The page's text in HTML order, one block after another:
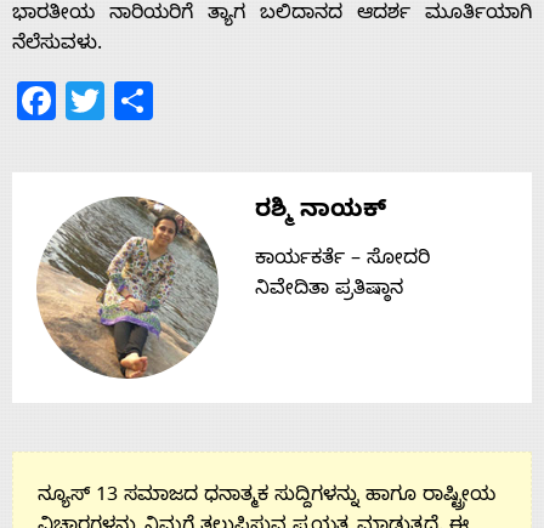
ಭಾರತೀಯ ನಾರಿಯರಿಗೆ ತ್ಯಾಗ ಬಲಿದಾನದ ಆದರ್ಶ ಮೂರ್ತಿಯಾಗಿ
ನೆಲೆಸುವಳು.
Facebook
Twitter
ರಶ್ಮಿ ನಾಯಕ್
ಕಾರ್ಯಕರ್ತೆ – ಸೋದರಿ
ನಿವೇದಿತಾ ಪ್ರತಿಷ್ಠಾನ
ನ್ಯೂಸ್ 13 ಸಮಾಜದ ಧನಾತ್ಮಕ ಸುದ್ದಿಗಳನ್ನು ಹಾಗೂ ರಾಷ್ಟ್ರೀಯ